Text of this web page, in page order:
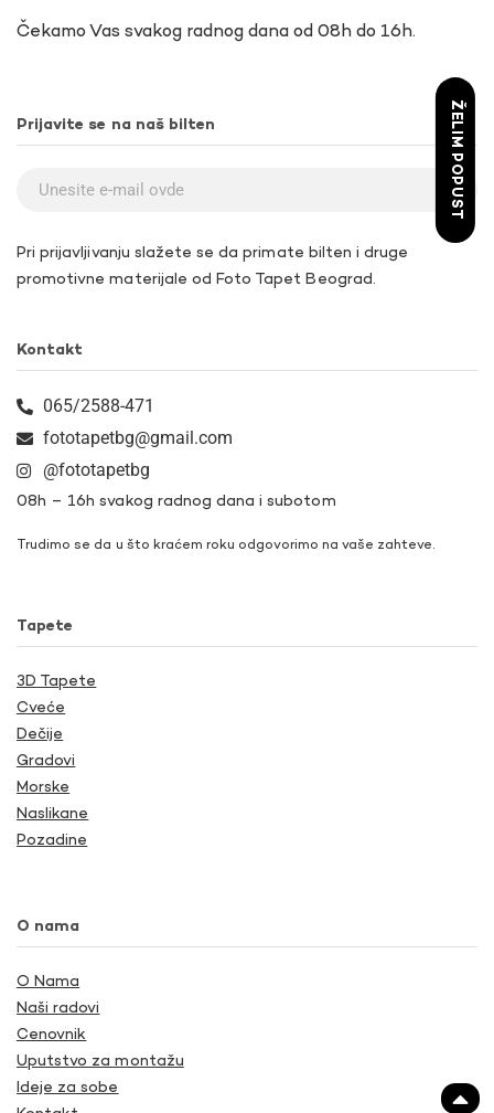
Čekamo Vas svakog radnog dana od 08h do 16h.
Prijavite se na naš bilten
Pri prijavljivanju slažete se da primate bilten i druge
promotivne materijale od Foto Tapet Beograd.
Kontakt
065/2588-471
fototapetbg@gmail.com
@fototapetbg
08h – 16h svakog radnog dana i subotom
Trudimo se da u što kraćem roku odgovorimo na vaše zahteve.
Tapete
3D Tapete
Cveće
Dečije
Gradovi
Morske
Naslikane
Pozadine
O nama
O Nama
Naši radovi
Cenovnik
Uputstvo za montažu
Ideje za sobe
ŽELIM POPUST